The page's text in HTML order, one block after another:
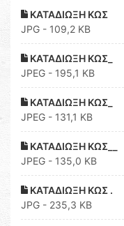
ΚΑΤΑΔΙΩΞΗ ΚΩΣ
JPG - 109,2 KB
ΚΑΤΑΔΙΩΞΗ ΚΩΣ_
JPEG - 195,1 KB
ΚΑΤΑΔΙΩΞΗ ΚΩΣ_
JPEG - 131,1 KB
ΚΑΤΑΔΙΩΞΗ ΚΩΣ__
JPEG - 135,0 KB
ΚΑΤΑΔΙΩΞΗ ΚΩΣ .
JPG - 235,3 KB